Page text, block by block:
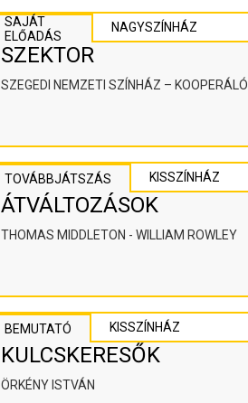
SAJÁT
ELŐADÁS
NAGYSZÍNHÁZ
SZEKTOR
SZEGEDI NEMZETI SZÍNHÁZ – KOOPERÁLÓ
TOVÁBBJÁTSZÁS KISSZÍNHÁZ
ÁTVÁLTOZÁSOK
THOMAS MIDDLETON - WILLIAM ROWLEY
BEMUTATÓ KISSZÍNHÁZ
KULCSKERESŐK
ÖRKÉNY ISTVÁN